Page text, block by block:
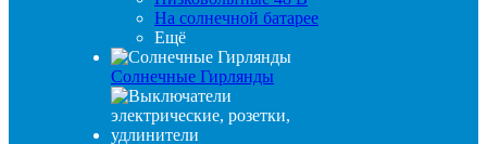
На солнечной батарее
Ещё
Солнечные Гирлянды